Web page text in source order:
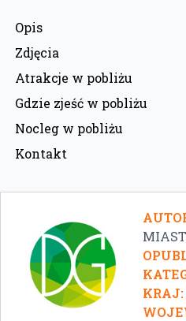
Opis
Zdjęcia
Atrakcje w pobliżu
Gdzie zjeść w pobliżu
Nocleg w pobliżu
Kontakt
KRAJ: